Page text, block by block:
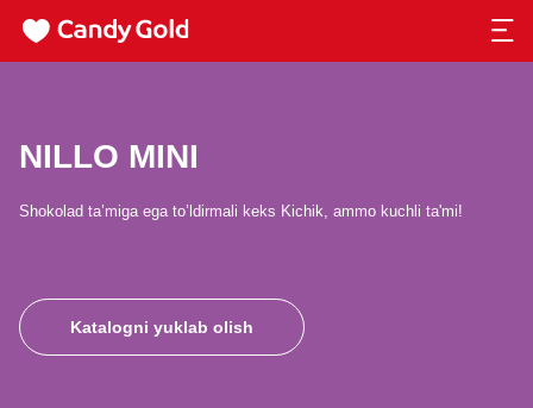
NILLO MINI
Shokolad ta’miga ega to’ldirmali keks Kichik, ammo kuchli ta'mi!
Katalogni yuklab olish